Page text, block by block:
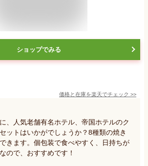
ショップでみる
価格と在庫を楽天でチェック >>
、人気老舗有名ホテル、帝国ホテルのク
ットはいかがでしょうか？8種類の焼き
きます。個包装で食べやすく、日持ちが
ので、おすすめです！